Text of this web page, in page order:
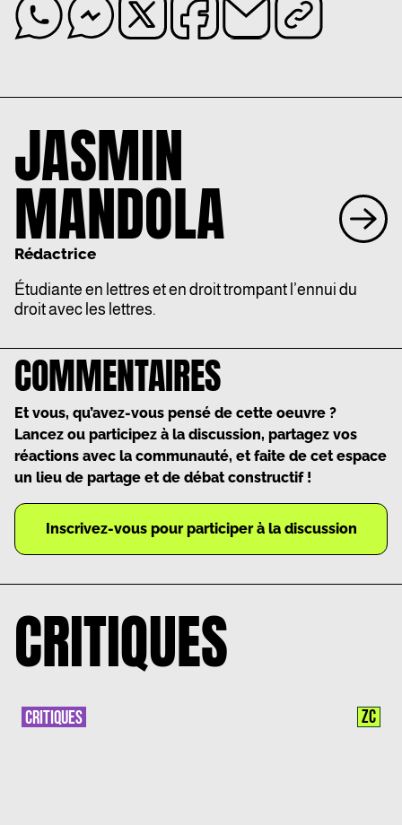
JASMIN
MANDOLA
Rédactrice
Étudiante en lettres et en droit trompant l’ennui du
droit avec les lettres.
COMMENTAIRES
Et vous, qu’avez-vous pensé de cette oeuvre ?
Lancez ou participez à la discussion, partagez vos
réactions avec la communauté, et faite de cet espace
un lieu de partage et de débat constructif !
Inscrivez-vous pour participer à la discussion
CRITIQUES
CRITIQUES ZC